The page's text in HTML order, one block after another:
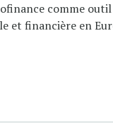
comme
et financière en